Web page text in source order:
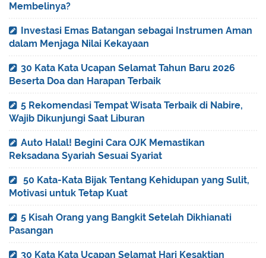
Membelinya?
Investasi Emas Batangan sebagai Instrumen Aman
dalam Menjaga Nilai Kekayaan
30 Kata Kata Ucapan Selamat Tahun Baru 2026
Beserta Doa dan Harapan Terbaik
5 Rekomendasi Tempat Wisata Terbaik di Nabire,
Wajib Dikunjungi Saat Liburan
Auto Halal! Begini Cara OJK Memastikan
Reksadana Syariah Sesuai Syariat
50 Kata-Kata Bijak Tentang Kehidupan yang Sulit,
Motivasi untuk Tetap Kuat
5 Kisah Orang yang Bangkit Setelah Dikhianati
Pasangan
30 Kata Kata Ucapan Selamat Hari Kesaktian